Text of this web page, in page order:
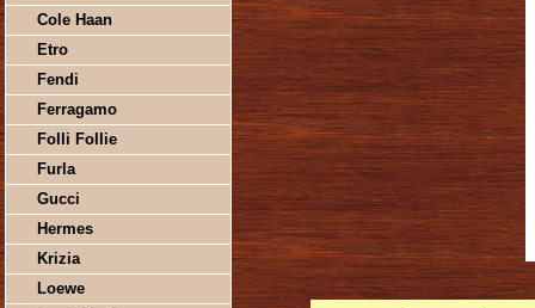
Cole Haan
Etro
Fendi
Ferragamo
Folli Follie
Furla
Gucci
Hermes
Krizia
Loewe